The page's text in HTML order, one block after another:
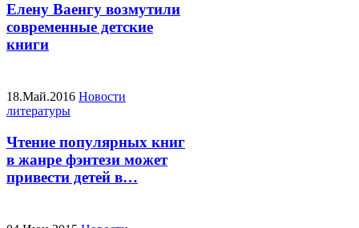
Елену Ваенгу возмутили
современные детские
книги
18.Май.2016 Новости
литературы
Чтение популярных книг
в жанре фэнтези может
привести детей в…